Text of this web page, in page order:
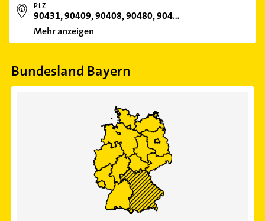
PLZ
90431, 90409, 90408, 90480, 90461, 90429, 90489, 90443, 90451, 90455, 90439, 90441, 90482, 90471, 90475, 90427, 90402, 90425, 90453, 90478, 90491, 90473, 90449, 90411, 90403, 90469, 90459, 90419, 90268, 91052
Mehr anzeigen
Bundesland Bayern